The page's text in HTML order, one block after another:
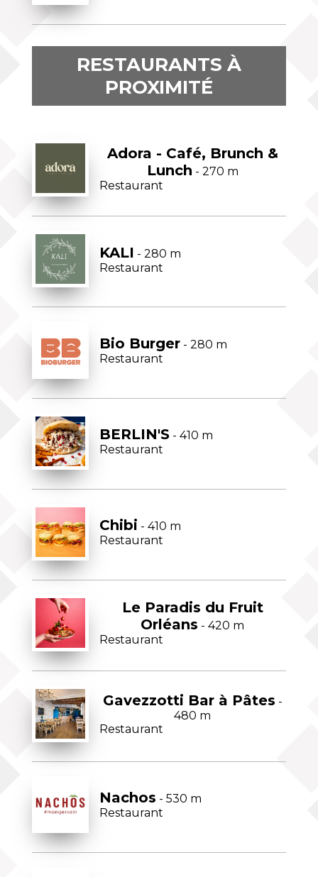
RESTAURANTS À
PROXIMITÉ
Adora - Café, Brunch &
Lunch - 270 m
Restaurant
KALI - 280 m
Restaurant
Bio Burger- 280 m
Restaurant
BERLIN'S- 410 m
Restaurant
Chibi - 410 m
Restaurant
Le Paradis du Fruit
Orléans - 420 m
Restaurant
Gavezzotti Bar à Pâtes -
480 m
Restaurant
Nachos - 530 m
Restaurant